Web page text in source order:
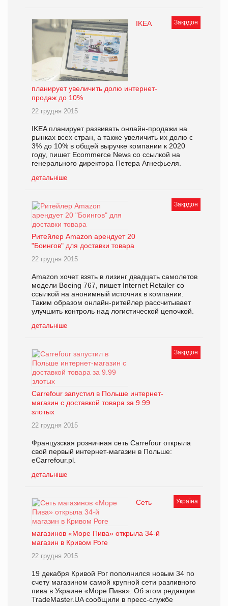
Закрдон
IKEA
планирует увеличить долю интернет-
продаж до 10%
22 грудня 2015
IKEA планирует развивать онлайн-продажи на
рынках всех стран, а также увеличить их долю с
3% до 10% в общей выручке компании к 2020
году, пишет Ecommerce News со ссылкой на
генерального директора Петера Агнефьеля.
детальніше
Закрдон
Ритейлер Amazon арендует 20
"Боингов" для доставки товара
22 грудня 2015
Amazon хочет взять в лизинг двадцать самолетов
модели Boeing 767, пишет Internet Retailer со
ссылкой на анонимный источник в компании.
Таким образом онлайн-ритейлер рассчитывает
улучшить контроль над логистической цепочкой.
детальніше
Закрдон
Carrefour запустил в Польше интернет-
магазин с доставкой товара за 9.99
злотых
22 грудня 2015
Французская розничная сеть Carrefour открыла
свой первый интернет-магазин в Польше:
eCarrefour.pl.
детальніше
Україна
Сеть
магазинов «Море Пива» открыла 34-й
магазин в Кривом Роге
22 грудня 2015
19 декабря Кривой Рог пополнился новым 34 по
счету магазином самой крупной сети разливного
пива в Украине «Море Пива». Об этом редакции
TradeMaster.UA сообщили в пресс-службе